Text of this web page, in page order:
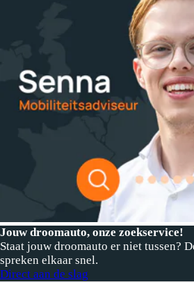
Jouw droomauto, onze zoekservice!
Staat jouw droomauto er niet tussen?
spreken elkaar snel.
Direct aan de slag